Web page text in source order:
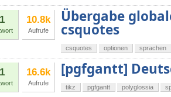
1 10.8k
Aufrufe
Übergabe
csquotes
csquotes optionen sprachen
1 16.6k
Aufrufe
[pgfgantt]
tikz pgfgantt polyglossia